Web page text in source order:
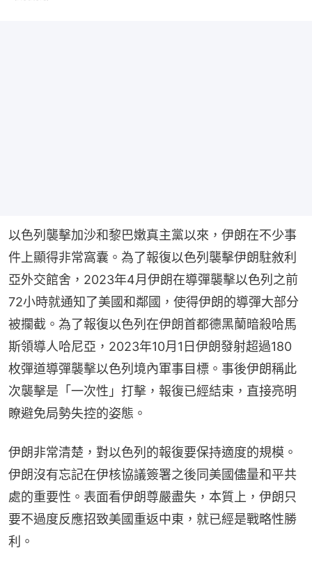
以色列襲擊加沙和黎巴嫩真主黨以來，伊朗在不少事
件上顯得非常窩囊。為了報復以色列襲擊伊朗駐敘利
亞外交館舍，2023年4月伊朗在導彈襲擊以色列之前
72小時就通知了美國和鄰國，使得伊朗的導彈大部分
被攔截。為了報復以色列在伊朗首都德黑蘭暗殺哈馬
斯領導人哈尼亞，2023年10月1日伊朗發射超過180
枚彈道導彈襲擊以色列境內軍事目標。事後伊朗稱此
次襲擊是「一次性」打擊，報復已經結束，直接亮明
瞭避免局勢失控的姿態。
伊朗非常清楚，對以色列的報復要保持適度的規模。
伊朗沒有忘記在伊核協議簽署之後同美國儘量和平共
處的重要性。表面看伊朗尊嚴盡失，本質上，伊朗只
要不過度反應招致美國重返中東，就已經是戰略性勝
利。